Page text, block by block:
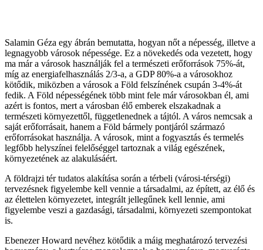
Salamin Géza egy ábrán bemutatta, hogyan nőt a népesség, illetve a
legnagyobb városok népessége. Ez a növekedés oda vezetett, hogy
ma már a városok használják fel a természeti erőforrások 75%-át,
míg az energiafelhasználás 2/3-a, a GDP 80%-a a városokhoz
kötődik, miközben a városok a Föld felszínének csupán 3-4%-át
fedik. A Föld népességének több mint fele már városokban él, ami
azért is fontos, mert a városban élő emberek elszakadnak a
természeti környezettől, függetlenednek a tájtól. A város nemcsak a
saját erőforrásait, hanem a Föld bármely pontjáról származó
erőforrásokat használja. A városok, mint a fogyasztás és termelés
legfőbb helyszínei felelőséggel tartoznak a világ egészének,
környezetének az alakulásáért.
A földrajzi tér tudatos alakítása során a térbeli (városi-térségi)
tervezésnek figyelembe kell vennie a társadalmi, az épített, az élő és
az élettelen környezetet, integrált jellegűnek kell lennie, ami
figyelembe veszi a gazdasági, társadalmi, környezeti szempontokat
is.
Ebenezer Howard nevéhez kötődik a máig meghatározó tervezési